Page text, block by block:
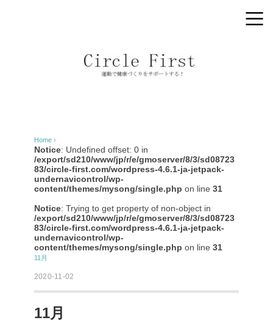
Home ›
Notice: Undefined offset: 0 in
/export/sd210/www/jp/r/e/gmoserver/8/3/sd08723
83/circle-first.com/wordpress-4.6.1-ja-jetpack-
undernavicontrol/wp-
content/themes/mysong/single.php on line 31
Notice: Trying to get property of non-object in
/export/sd210/www/jp/r/e/gmoserver/8/3/sd08723
83/circle-first.com/wordpress-4.6.1-ja-jetpack-
undernavicontrol/wp-
content/themes/mysong/single.php on line 31
11月
2020-11-02
11月